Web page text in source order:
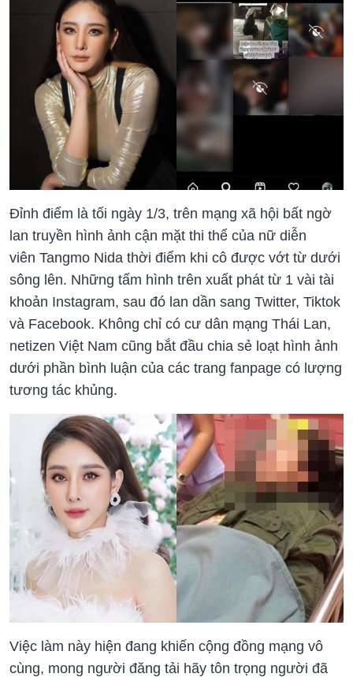
Đỉnh điểm là tối ngày 1/3, trên mạng xã hội bất ngờ
lan truyền hình ảnh cận mặt thi thể của nữ diễn
viên Tangmo Nida thời điểm khi cô được vớt từ dưới
sông lên. Những tấm hình trên xuất phát từ 1 vài tài
khoản Instagram, sau đó lan dần sang Twitter, Tiktok
và Facebook. Không chỉ có cư dân mạng Thái Lan,
netizen Việt Nam cũng bắt đầu chia sẻ loạt hình ảnh
dưới phần bình luận của các trang fanpage có lượng
tương tác khủng.
Việc làm này hiện đang khiến cộng đồng mạng vô
cùng, mong người đăng tải hãy tôn trọng người đã